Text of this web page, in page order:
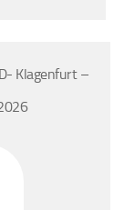
Klagenfurt –